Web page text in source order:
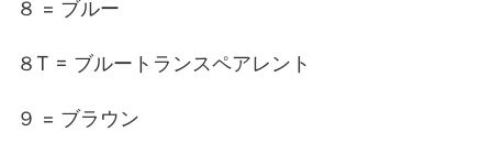
８ = ブルー
８T = ブルートランスペアレント
９ = ブラウン